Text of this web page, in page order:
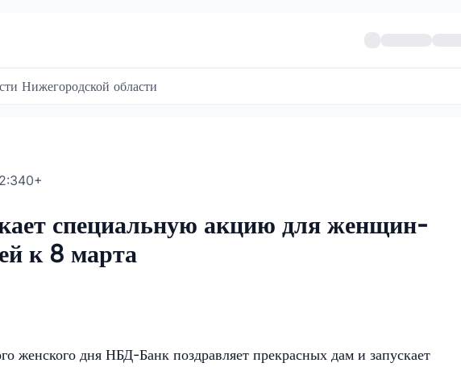
Нижегородской области
0+
специальную акцию для женщин-
к 8 марта
женского дня НБД-Банк поздравляет прекрасных дам и запускает